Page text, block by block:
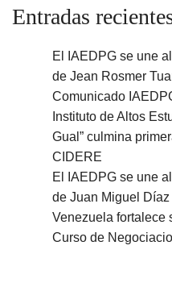
Entradas
El IAEDPG se une
de Jean Rosmer
Comunicado
Instituto de Altos
Gual” culmina
CIDERE
El IAEDPG se une
de Juan Miguel Díaz
Venezuela fortalece
Curso de